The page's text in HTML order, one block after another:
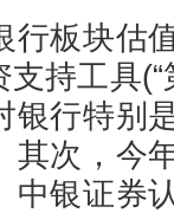
板块估
持工具
银行特别
其次，今
中银证券